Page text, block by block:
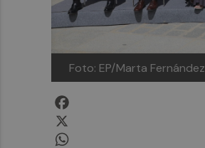
Foto: EP/Marta Fernández